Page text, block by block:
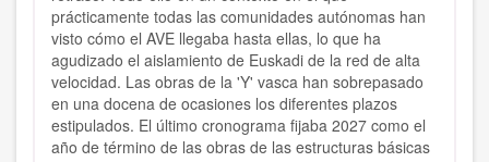
prácticamente todas las comunidades autónomas han
visto cómo el AVE llegaba hasta ellas, lo que ha
agudizado el aislamiento de Euskadi de la red de alta
velocidad. Las obras de la 'Y' vasca han sobrepasado
en una docena de ocasiones los diferentes plazos
estipulados. El último cronograma fijaba 2027 como el
año de término de las obras de las estructuras básicas